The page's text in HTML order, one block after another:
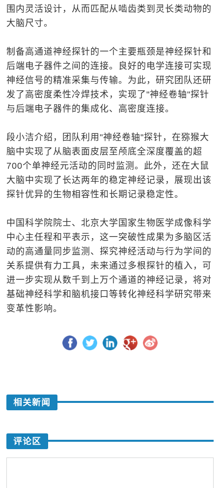
围内灵活设计，从而匹配从啮齿类到灵长类动物的
大脑尺寸。
制备高通道神经探针的一个主要瓶颈是神经探针和
后端电子器件之间的连接。良好的电学连接可实现
神经信号的精准采集与传输。为此，研究团队还研
发了高密度柔性冷焊技术，实现了"神经卷轴"探针
与后端电子器件的集成化、高密度连接。
段小洁介绍，团队利用"神经卷轴"探针，在猕猴大
脑中实现了从脑表面皮层至颅底全深度覆盖的超
700个单神经元活动的同时监测。此外，还在大鼠
大脑中实现了长达两年的稳定神经记录，展现出该
探针优异的生物相容性和长期记录稳定性。
中国科学院院士、北京大学国家生物医学成像科学
中心主任程和平表示，这一突破性成果为多脑区活
动的高通量同步监测、探究神经活动与行为学间的
关系提供有力工具，未来通过多根探针的植入，可
进一步实现从数千到上万个通道的神经记录，将对
基础神经科学和脑机接口等转化神经科学研究带来
变革性影响。
相关新闻
评论区